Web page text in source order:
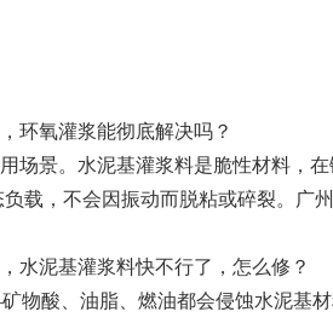
环氧灌浆能彻底解决吗？
场景。水泥基灌浆料是脆性材料，
载，不会因振动而脱粘或碎裂。
水泥基灌浆料快不行了，怎么修？
酸、油脂、燃油都会侵蚀水泥基